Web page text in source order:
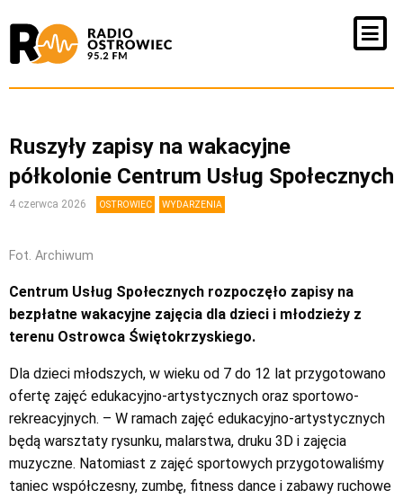
Ruszyły zapisy na wakacyjne
półkolonie Centrum Usług Społecznych
4 czerwca 2026 OSTROWIEC WYDARZENIA
Fot. Archiwum
Centrum Usług Społecznych rozpoczęło zapisy na
bezpłatne wakacyjne zajęcia dla dzieci i młodzieży z
terenu Ostrowca Świętokrzyskiego.
Dla dzieci młodszych, w wieku od 7 do 12 lat przygotowano
ofertę zajęć edukacyjno-artystycznych oraz sportowo-
rekreacyjnych. – W ramach zajęć edukacyjno-artystycznych
będą warsztaty rysunku, malarstwa, druku 3D i zajęcia
muzyczne. Natomiast z zajęć sportowych przygotowaliśmy
taniec współczesny, zumbę, fitness dance i zabawy ruchowe